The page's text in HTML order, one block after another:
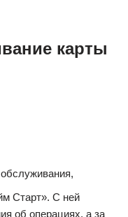
карты
Старт». С ней
об операциях, а за